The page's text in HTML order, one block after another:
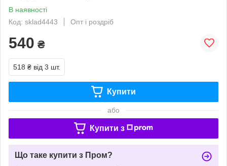
В наявності
Код: sklad4443
Опт і роздріб
540 ₴
518 ₴ від 3 шт.
Купити
або
Купити з
Що таке купити з Пром?